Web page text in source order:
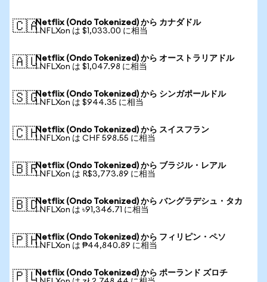
🇨🇦Netflix (Ondo Tokenized) から カナダドル
1 NFLXon は $1,033.00 に相当
🇦🇺Netflix (Ondo Tokenized) から オーストラリアドル
1 NFLXon は $1,047.98 に相当
🇸🇬Netflix (Ondo Tokenized) から シンガポールドル
1 NFLXon は $944.35 に相当
🇨🇭Netflix (Ondo Tokenized) から スイスフラン
1 NFLXon は CHF 598.55 に相当
🇧🇷Netflix (Ondo Tokenized) から ブラジル・レアル
1 NFLXon は R$3,773.89 に相当
🇧🇩Netflix (Ondo Tokenized) から バングラデシュ・タカ
1 NFLXon は ৳91,346.71 に相当
🇵🇭Netflix (Ondo Tokenized) から フィリピン・ペソ
1 NFLXon は ₱44,840.89 に相当
🇵🇱Netflix (Ondo Tokenized) から ポーランド ズロチ